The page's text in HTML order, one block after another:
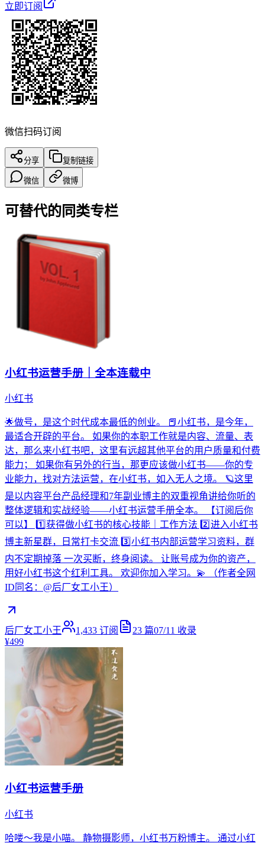
立即订阅
微信扫码订阅
分享 复制链接
微信 微博
可替代的同类专栏
小红书运营手册｜全本连载中
小红书
🌟做号，是这个时代成本最低的创业。 📕小红书，是今年，
最适合开辟的平台。 如果你的本职工作就是内容、流量、表
达，那么来小红书吧，这里有远超其他平台的用户质量和付费
能力； 如果你有另外的行当，那更应该做小红书——你的专
业能力，找对方法运营，在小红书，如入无人之境。 🪐这里
是以内容平台产品经理和7年副业博主的双重视角讲给你听的
整体逻辑和实战经验——小红书运营手册全本。 【订阅后你
可以】 1️⃣获得做小红书的核心技能｜工作方法 2️⃣进入小红书
博主新星群，日常打卡交流 3️⃣小红书内部运营学习资料，群
内不定期掉落 一次买断，终身阅读。 让账号成为你的资产，
用好小红书这个红利工具。 欢迎你加入学习。💫 （作者全网
ID同名：@后厂女工小王）
后厂女工小王 1,433 订阅 23 篇07/11 收录
¥499
小红书运营手册
小红书
哈喽～我是小喵。 静物摄影师，小红书万粉博主。 通过小红